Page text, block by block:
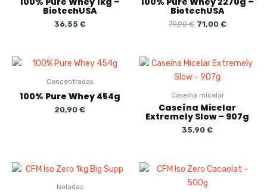
BiotechUSA
36,55 €
BiotechUSA
79,90€ 71,00 €
Concentradas
100% Pure Whey 454g
20,90 €
Caseína micelar
Caseína Micelar
Extremely Slow – 907g
35,90 €
Isoladas